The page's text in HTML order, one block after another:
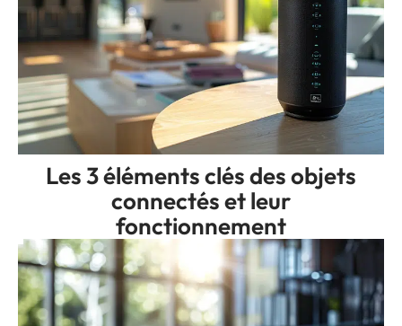
Les 3 éléments clés des objets
connectés et leur
fonctionnement